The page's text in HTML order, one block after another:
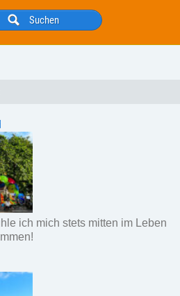
ich mich stets mitten im Leben